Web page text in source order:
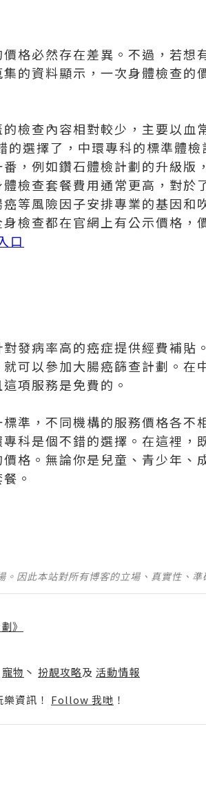
格必然存在差異。不過，若想
的資料顯示，一次身體檢查的
檢查內容相對較少，主要以血
選擇了，中環專科的標準體
，例如鑽石體檢計劃的升級版
檢查套餐費用通常更高，對於
等風險因子安排專業的基因和
檢查都在官網上有公示價格，
口
發病率高的癌症提供經費補貼
可以參加大腸癌篩查計劃。在
項服務是免費的。
準，不同機構的服務價格各不
科是個不錯的選擇。在這裡，
格。無論你是兒童、青少年、
。
因此本站對所有博客的立場、真實性、
》
寵物 丶 扮靚攻略及 活動情報
資訊！ Follow 我哋 ！